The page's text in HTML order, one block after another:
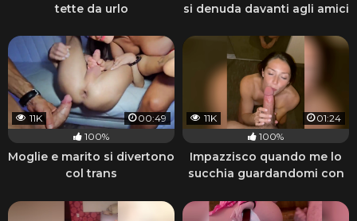
tette da urlo
si denuda davanti agli amici
11K
00:49
100%
Moglie e marito si divertono
col trans
11K
01:24
100%
Impazzisco quando me lo
succhia guardandomi con